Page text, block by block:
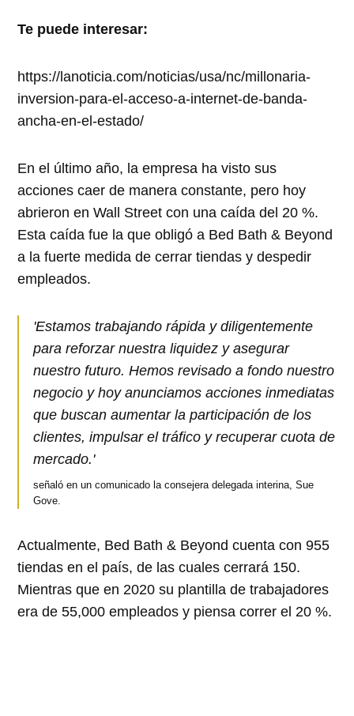
Te puede interesar:
https://lanoticia.com/noticias/usa/nc/millonaria-
inversion-para-el-acceso-a-internet-de-banda-
ancha-en-el-estado/
En el último año, la empresa ha visto sus
acciones caer de manera constante, pero hoy
abrieron en Wall Street con una caída del 20 %.
Esta caída fue la que obligó a Bed Bath & Beyond
a la fuerte medida de cerrar tiendas y despedir
empleados.
'Estamos trabajando rápida y diligentemente
para reforzar nuestra liquidez y asegurar
nuestro futuro. Hemos revisado a fondo nuestro
negocio y hoy anunciamos acciones inmediatas
que buscan aumentar la participación de los
clientes, impulsar el tráfico y recuperar cuota de
mercado.'
señaló en un comunicado la consejera delegada interina, Sue
Gove.
Actualmente, Bed Bath & Beyond cuenta con 955
tiendas en el país, de las cuales cerrará 150.
Mientras que en 2020 su plantilla de trabajadores
era de 55,000 empleados y piensa correr el 20 %.